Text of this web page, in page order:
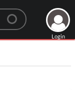
Login